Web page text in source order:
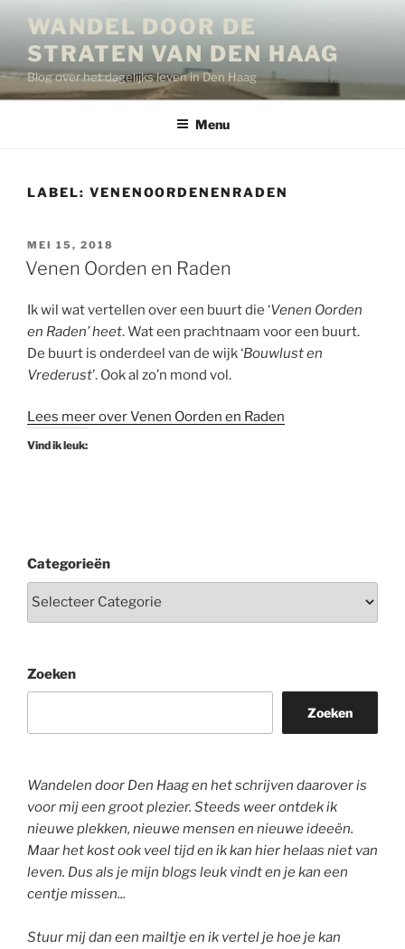
inhoud
WANDEL DOOR DE
STRATEN VAN DEN HAAG
Blog over het dagelijks leven in Den Haag
Menu
LABEL: VENENOORDENENRADEN
GEPLAATST
OP
MEI 15, 2018
Venen Oorden en Raden
Ik wil wat vertellen over een buurt die ‘Venen Oorden
en Raden’ heet. Wat een prachtnaam voor een buurt.
De buurt is onderdeel van de wijk ‘Bouwlust en
Vrederust’. Ook al zo’n mond vol.
Lees meer over Venen Oorden en Raden
Vind ik leuk:
Categorieën
Zoeken
Zoeken
Wandelen door Den Haag en het schrijven daarover is
voor mij een groot plezier. Steeds weer ontdek ik
nieuwe plekken, nieuwe mensen en nieuwe ideeën.
Maar het kost ook veel tijd en ik kan hier helaas niet van
leven. Dus als je mijn blogs leuk vindt en je kan een
centje missen...
Stuur mij dan een mailtje en ik vertel je hoe je kan